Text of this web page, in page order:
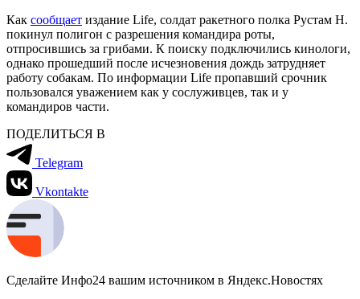
Как сообщает издание Life, солдат ракетного полка Рустам Н.
покинул полигон с разрешения командира роты,
отпросившись за грибами. К поиску подключились кинологи,
однако прошедший после исчезновения дождь затрудняет
работу собакам. По информации Life пропавший срочник
пользовался уважением как у сослуживцев, так и у
командиров части.
ПОДЕЛИТЬСЯ В
Telegram
Vkontakte
Сделайте Инфо24 вашим источником в Яндекс.Новостях